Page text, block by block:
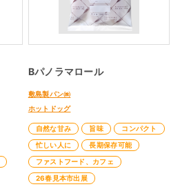
Bパノラマロール
敷島製パン㈱
ホットドッグ
自然な甘み 旨味
コンパクト
忙しい人に
長期保存可能
ファストフード、カフェ
26春見本市出展